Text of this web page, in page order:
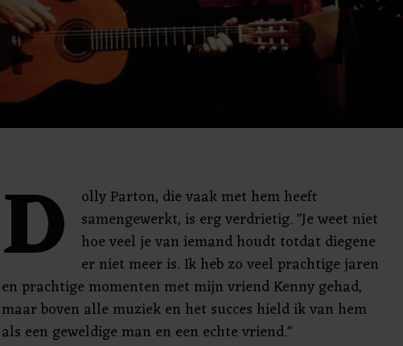
D
olly Parton, die vaak met hem heeft
samengewerkt, is erg verdrietig. "Je weet niet
hoe veel je van iemand houdt totdat diegene
er niet meer is. Ik heb zo veel prachtige jaren
en prachtige momenten met mijn vriend Kenny gehad,
maar boven alle muziek en het succes hield ik van hem
als een geweldige man en een echte vriend."